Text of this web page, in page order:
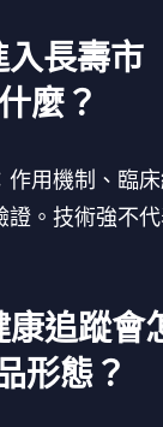
長壽市
麼？
用機制、臨
。技術強不
追蹤會
形態？